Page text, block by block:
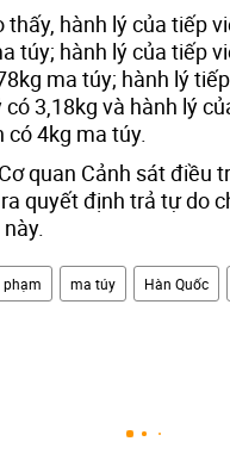
thấy, hành lý của tiếp
túy; hành lý của tiếp
ma túy; hành lý
3,18kg và hành lý
có 4kg ma túy.
quan Cảnh sát điều
quyết định trả tự do
phạm ma túy Hàn Quốc